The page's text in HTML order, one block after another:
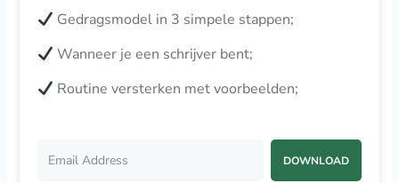
Gedragsmodel in 3 simpele stappen;
Wanneer je een schrijver bent;
Routine versterken met voorbeelden;
DOWNLOAD